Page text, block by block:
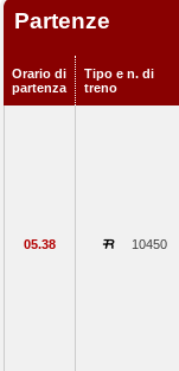
Partenze
Orario di
partenza
Tipo e n. di
treno
05.38 10450